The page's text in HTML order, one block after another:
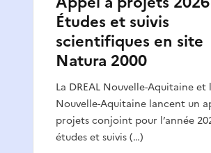
Études et suivis
scientifiques en site
Natura 2000
La DREAL Nouvelle-Aquitaine et
Nouvelle-Aquitaine lancent un
projets conjoint pour l’année
études et suivis (…)